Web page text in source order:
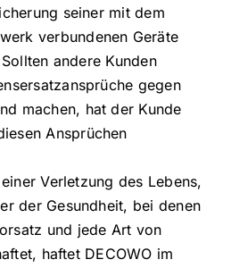
seiner mit dem
verbundenen Geräte
andere Kunden
gegen
machen, hat der Kunde
Ansprüchen
Verletzung des Lebens,
der Gesundheit, bei denen
und jede Art von
haftet DECOWO im